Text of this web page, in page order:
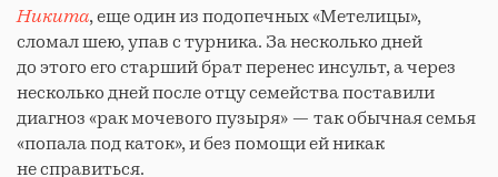
Никита, еще один из подопечных «Метелицы»,
сломал шею, упав с турника. За несколько дней
до этого его старший брат перенес инсульт, а через
несколько дней после отцу семейства поставили
диагноз «рак мочевого пузыря» — так обычная семья
«попала под каток», и без помощи ей никак
не справиться.